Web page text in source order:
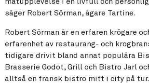
säger Robert Sörman, ägare Tartine.
Robert Sörman är en erfaren krögare
erfarenhet av restaurang- och
tidigare drivit bland annat populära
Brasserie Godot, Grill och Bistro Jarl
alltså en fransk bistro mitt i city på tur.